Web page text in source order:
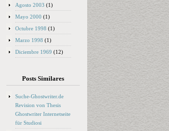
Agosto 2003 (1)
Mayo 2000 (1)
Octubre 1998 (1)
Marzo 1998 (1)
Diciembre 1969 (12)
Posts Similares
Suche-Ghostwriter.de
Revision von Thesis
Ghostwriter Internetseite
für Studiosi